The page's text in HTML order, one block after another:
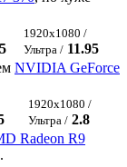
1920x1080 /
Ультра / 11.95
NVIDIA GeForce
1920x1080 /
Ультра / 2.8
Radeon R9
.